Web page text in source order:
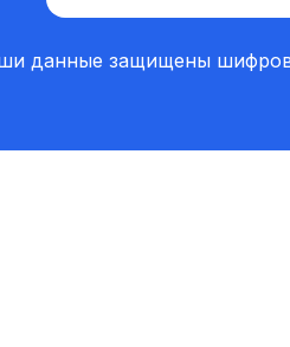
данные защищены